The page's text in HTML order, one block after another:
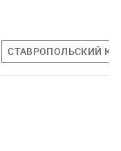
СТАВРОПОЛЬСКИЙ